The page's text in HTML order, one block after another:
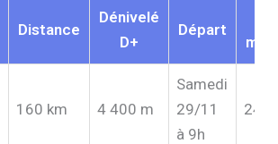
Distance
Dénivelé
D+
Départ
160 km 4 400 m
Samedi
29/11
à 9h